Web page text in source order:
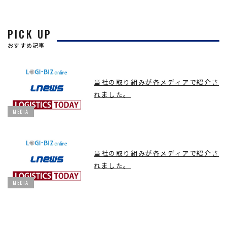
PICK UP
おすすめ記事
MEDIA
当社の取り組みが各メディアで紹介さ
れました。
MEDIA
当社の取り組みが各メディアで紹介さ
れました。